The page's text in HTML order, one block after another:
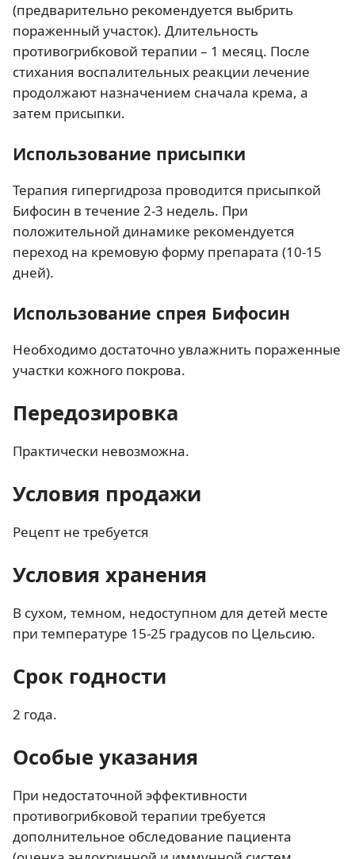
(предварительно рекомендуется выбрить
пораженный участок). Длительность
противогрибковой терапии – 1 месяц. После
стихания воспалительных реакции лечение
продолжают назначением сначала крема, а
затем присыпки.
Использование присыпки
Терапия гипергидроза проводится присыпкой
Бифосин в течение 2-3 недель. При
положительной динамике рекомендуется
переход на кремовую форму препарата (10-15
дней).
Использование спрея Бифосин
Необходимо достаточно увлажнить пораженные
участки кожного покрова.
Передозировка
Практически невозможна.
Условия продажи
Рецепт не требуется
Условия хранения
В сухом, темном, недоступном для детей месте
при температуре 15-25 градусов по Цельсию.
Срок годности
2 года.
Особые указания
При недостаточной эффективности
противогрибковой терапии требуется
дополнительное обследование пациента